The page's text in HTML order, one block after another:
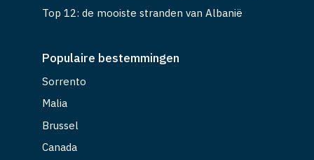
Top 12: de mooiste stranden van Albanië
Populaire bestemmingen
Sorrento
Malia
Brussel
Canada